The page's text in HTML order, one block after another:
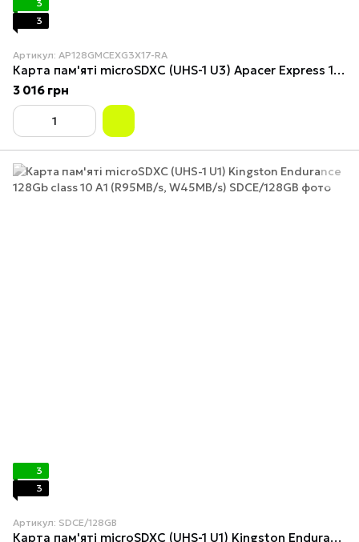
3
3
Артикул: AP128GMCEXG3X17-RA
Карта пам'яті microSDXC (UHS-1 U3) Apacer Express 128Gb class 10 V30 A1 Read/Write:810/700 MB/sec (Compatible with Nintendo
3 016 грн
3
3
Артикул: SDCE/128GB
Карта пам'яті microSDXC (UHS-1 U1) Kingston Endurance 128Gb class 10 А1 (R95MB/s, W45MB/s)